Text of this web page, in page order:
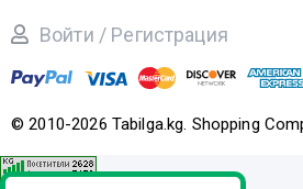
© 2010-2026 Tabilga.kg. Shopping
Войти / Регистрация